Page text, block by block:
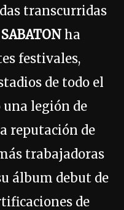
transcurridas
SABATON ha
festivales,
de todo el
una legión de
reputación de
trabajadoras
álbum debut de
de